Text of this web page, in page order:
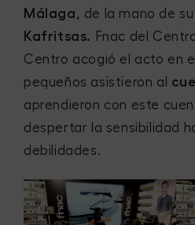
Málaga, de la mano de
Kafritsas. Fnac del
Centro acogió el acto en
pequeños asistieron al
aprendieron con este
despertar la sensibilidad
debilidades.